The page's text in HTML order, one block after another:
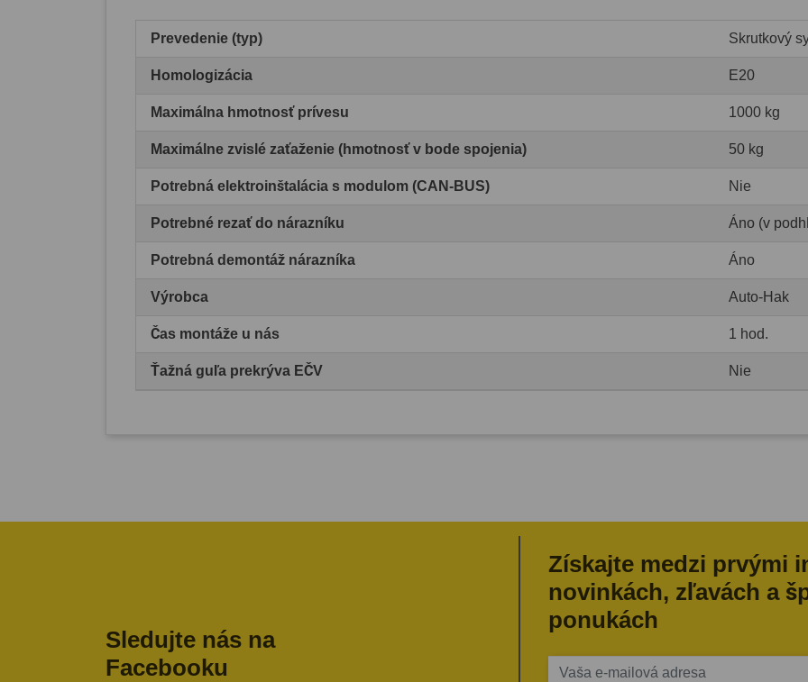
Prevedenie (typ) Skrutkový
Homologizácia E20
Maximálna hmotnosť prívesu 1000 kg
Maximálne zvislé zaťaženie (hmotnosť v bode spojenia) 50 kg
Potrebná elektroinštalácia s modulom (CAN-BUS) Nie
Potrebné rezať do nárazníku Áno (v
Potrebná demontáž nárazníka Áno
Výrobca Auto-Hak
Čas montáže u nás 1 hod.
Ťažná guľa prekrýva EČV Nie
Sledujte nás na
Facebooku
Získajte medzi prvými
novinkách, zľavách a
ponukách